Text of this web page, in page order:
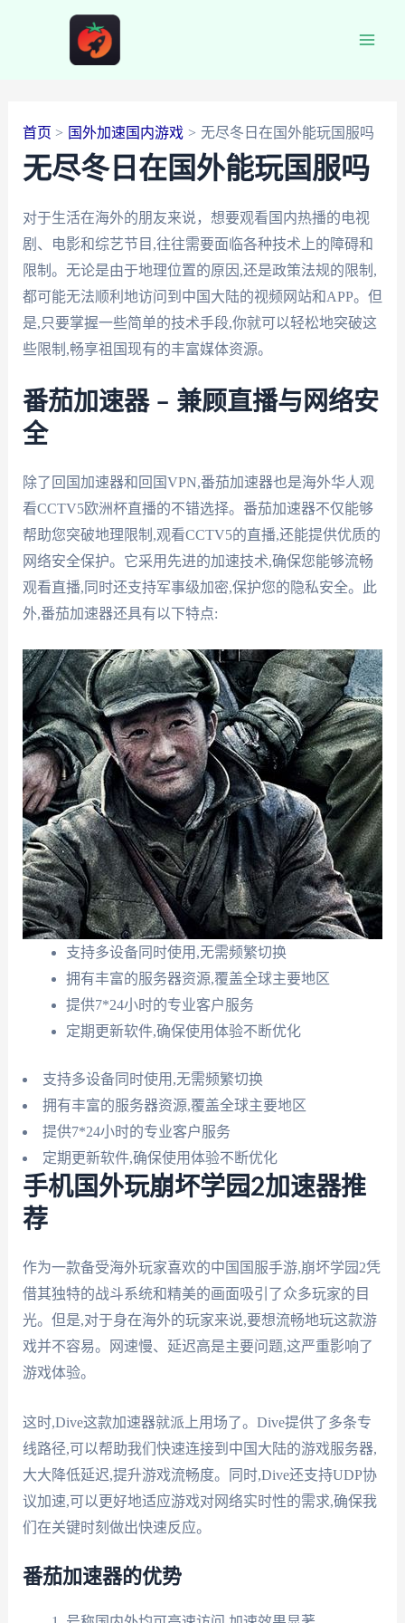
首页 国外加速国内游戏 无尽冬日在国外能玩国服吗
无尽冬日在国外能玩国服吗
对于生活在海外的朋友来说，想要观看国内热播的电视
剧、电影和综艺节目,往往需要面临各种技术上的障碍和
限制。无论是由于地理位置的原因,还是政策法规的限制,
都可能无法顺利地访问到中国大陆的视频网站和APP。但
是,只要掌握一些简单的技术手段,你就可以轻松地突破这
些限制,畅享祖国现有的丰富媒体资源。
番茄加速器 – 兼顾直播与网络安
全
除了回国加速器和回国VPN,番茄加速器也是海外华人观
看CCTV5欧洲杯直播的不错选择。番茄加速器不仅能够
帮助您突破地理限制,观看CCTV5的直播,还能提供优质的
网络安全保护。它采用先进的加速技术,确保您能够流畅
观看直播,同时还支持军事级加密,保护您的隐私安全。此
外,番茄加速器还具有以下特点:
支持多设备同时使用,无需频繁切换
拥有丰富的服务器资源,覆盖全球主要地区
提供7*24小时的专业客户服务
定期更新软件,确保使用体验不断优化
支持多设备同时使用,无需频繁切换
拥有丰富的服务器资源,覆盖全球主要地区
提供7*24小时的专业客户服务
定期更新软件,确保使用体验不断优化
手机国外玩崩坏学园2加速器推
荐
作为一款备受海外玩家喜欢的中国国服手游,崩坏学园2凭
借其独特的战斗系统和精美的画面吸引了众多玩家的目
光。但是,对于身在海外的玩家来说,要想流畅地玩这款游
戏并不容易。网速慢、延迟高是主要问题,这严重影响了
游戏体验。
这时,Dive这款加速器就派上用场了。Dive提供了多条专
线路径,可以帮助我们快速连接到中国大陆的游戏服务器,
大大降低延迟,提升游戏流畅度。同时,Dive还支持UDP协
议加速,可以更好地适应游戏对网络实时性的需求,确保我
们在关键时刻做出快速反应。
番茄加速器的优势